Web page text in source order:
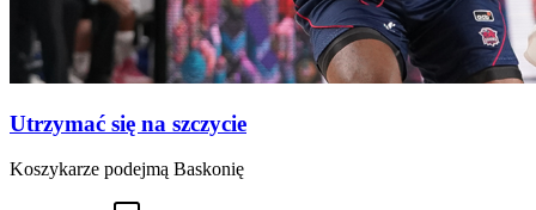
Utrzymać się na szczycie
Koszykarze podejmą Baskonię